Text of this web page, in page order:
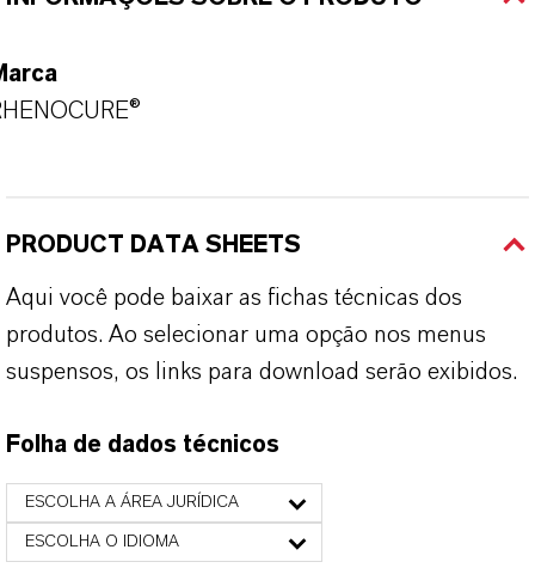
PRODUCT DATA SHEETS
Aqui você pode baixar as fichas técnicas dos
produtos. Ao selecionar uma opção nos menus
suspensos, os links para download serão exibidos.
Folha de dados técnicos
ESCOLHA A ÁREA JURÍDICA
ESCOLHA O IDIOMA